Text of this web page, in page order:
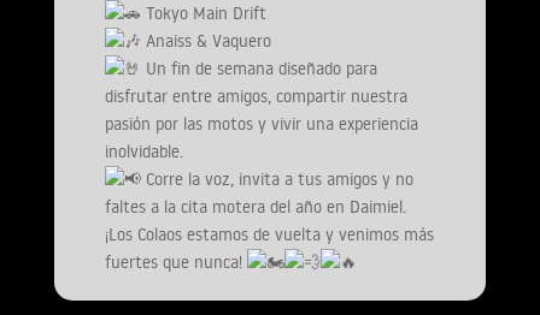
Tokyo Main Drift
Anaiss & Vaquero
Un fin de semana diseñado para
disfrutar entre amigos, compartir nuestra
pasión por las motos y vivir una experiencia
inolvidable.
Corre la voz, invita a tus amigos y no
faltes a la cita motera del año en Daimiel.
¡Los Colaos estamos de vuelta y venimos más
fuertes que nunca!